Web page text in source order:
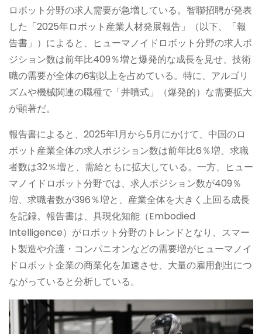
ロボット分野の求人需要が急増している。智聯招聘が発表
した「2025年ロボット産業人材発展報告」（以下、「報
告書」）によると、ヒューマノイドロボット分野の求人ポ
ジション数は前年比409％増と爆発的な成長を見せ、技術
職の需要が全体の6割以上を占めている。特に、アルゴリ
ズムや機械関連の職種で「井噴式」（爆発的）な需要拡大
が顕著だ。
報告書によると、2025年1月から5月にかけて、中国のロ
ボット産業全体の求人ポジション数は前年比6％増、求職
者数は32％増と、需給ともに拡大している。一方、ヒュー
マノイドロボット分野では、求人ポジション数が409％
増、求職者数が396％増と、産業全体を大きく上回る成長
を記録。報告書は、具現化知能（Embodied
Intelligence）がロボット分野のトレンドとなり、スマー
ト製造や介護・コンパニオンなどの需要増がヒューマノイ
ドロボット企業の商業化を加速させ、大量の雇用創出につ
ながっていると分析している。